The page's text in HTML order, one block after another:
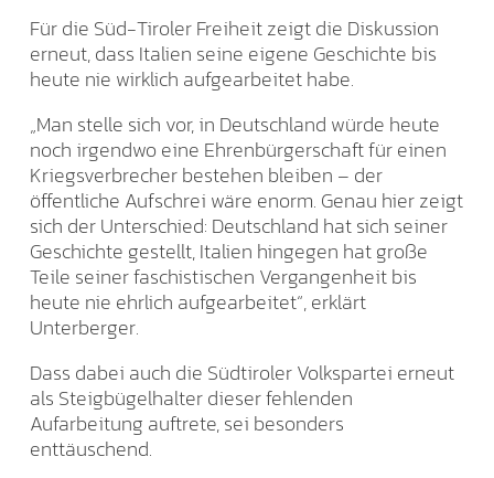
Für die Süd-Tiroler Freiheit zeigt die Diskussion
erneut, dass Italien seine eigene Geschichte bis
heute nie wirklich aufgearbeitet habe.
„Man stelle sich vor, in Deutschland würde heute
noch irgendwo eine Ehrenbürgerschaft für einen
Kriegsverbrecher bestehen bleiben – der
öffentliche Aufschrei wäre enorm. Genau hier zeigt
sich der Unterschied: Deutschland hat sich seiner
Geschichte gestellt, Italien hingegen hat große
Teile seiner faschistischen Vergangenheit bis
heute nie ehrlich aufgearbeitet“, erklärt
Unterberger.
Dass dabei auch die Südtiroler Volkspartei erneut
als Steigbügelhalter dieser fehlenden
Aufarbeitung auftrete, sei besonders
enttäuschend.